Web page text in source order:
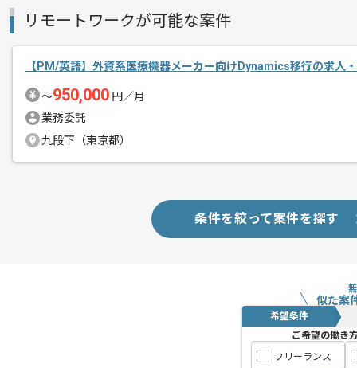
リモートワークが可能な案件
【PM/英語】外資系医療機器メーカー向けDynamics移行の求人
〜950,000 円／月
業務委託
九段下（東京都）
条件を絞って案件を探す
似た案
希望条件
ご希望の働き
フリーランス